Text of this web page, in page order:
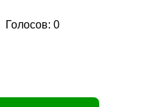
Голосов:0